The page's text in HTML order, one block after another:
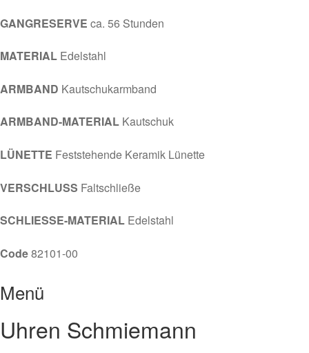
GANGRESERVE ca. 56 Stunden
MATERIAL Edelstahl
ARMBAND Kautschukarmband
ARMBAND-MATERIAL Kautschuk
LÜNETTE Feststehende Keramik Lünette
VERSCHLUSS Faltschließe
SCHLIESSE-MATERIAL Edelstahl
Code82101-00
Menü
Uhren Schmiemann